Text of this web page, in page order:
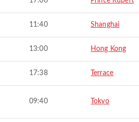
11:40 Shanghai
13:00 Hong Kong
17:38 Terrace
09:40 Tokyo